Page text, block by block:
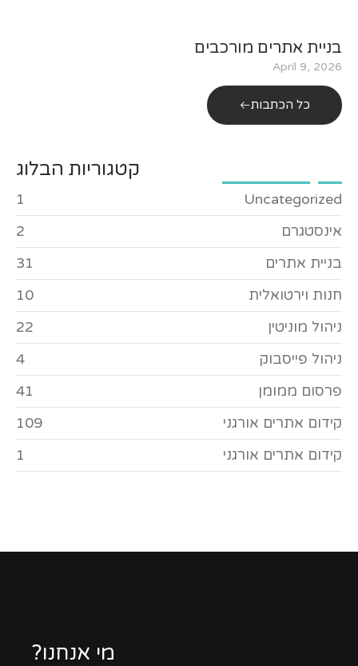
בניית אתרים מורכבים
April 9, 2026
כל הכתבות
קטגוריות הבלוג
Uncategorized
1
אינסטגרם
2
בניית אתרים
31
חנות וירטואלית
10
ניהול מוניטין
22
ניהול פייסבוק
4
פרסום ממומן
41
קידום אתרים אורגני
109
קידום אתרים אורגני
1
מי אנחנו?